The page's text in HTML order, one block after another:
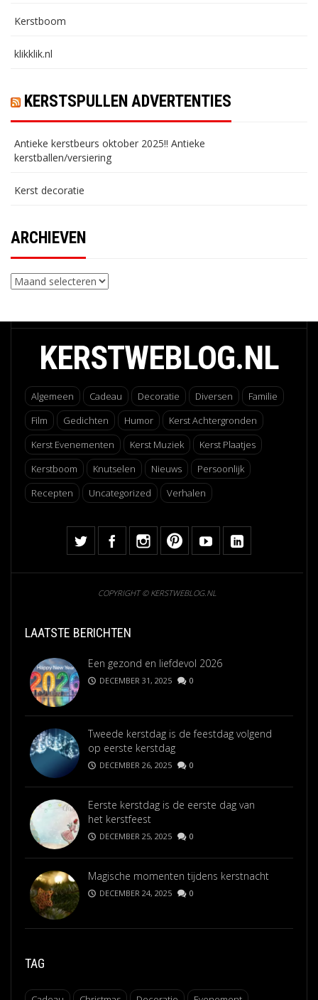
Kerstboom
klikklik.nl
KERSTSPULLEN ADVERTENTIES
Antieke kerstbeurs oktober 2025!! Antieke
kerstballen/versiering
Kerst decoratie
ARCHIEVEN
Archieven
KERSTWEBLOG.NL
Algemeen Cadeau Decoratie Diversen
Familie
Film
Gedichten Humor
Kerst Achtergronden
Kerst Evenementen
Kerst Muziek
Kerst Plaatjes
Kerstboom
Knutselen Nieuws
Persoonlijk
Recepten
Uncategorized Verhalen
COPYRIGHT © KERSTWEBLOG.NL
LAATSTE BERICHTEN
Een gezond en liefdevol 2026
DECEMBER 31, 2025 0
Tweede kerstdag is de feestdag volgend
op eerste kerstdag
DECEMBER 26, 2025 0
Eerste kerstdag is de eerste dag van
het kerstfeest
DECEMBER 25, 2025 0
Magische momenten tijdens kerstnacht
DECEMBER 24, 2025 0
TAG